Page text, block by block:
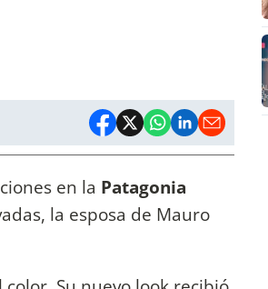
en la Patagonia
la esposa de Mauro